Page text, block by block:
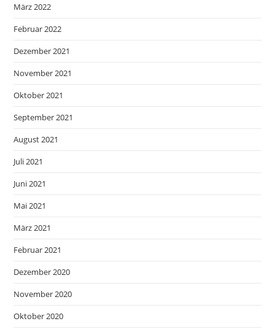
März 2022
Februar 2022
Dezember 2021
November 2021
Oktober 2021
September 2021
August 2021
Juli 2021
Juni 2021
Mai 2021
März 2021
Februar 2021
Dezember 2020
November 2020
Oktober 2020